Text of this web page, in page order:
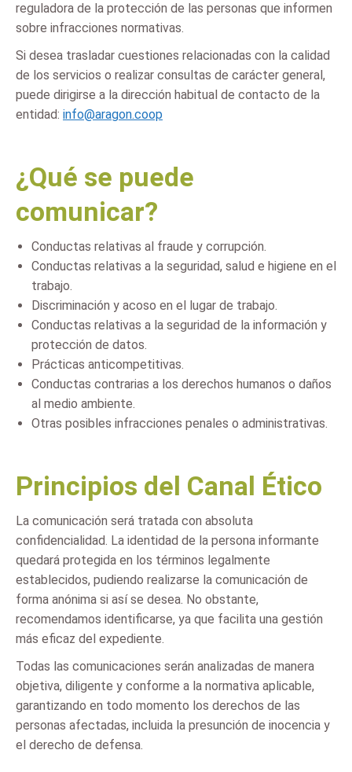
reguladora de la protección de las personas que informen
sobre infracciones normativas.
Si desea trasladar cuestiones relacionadas con la calidad
de los servicios o realizar consultas de carácter general,
puede dirigirse a la dirección habitual de contacto de la
entidad: info@aragon.coop
¿Qué se puede
comunicar?
Conductas relativas al fraude y corrupción.
Conductas relativas a la seguridad, salud e higiene en el
trabajo.
Discriminación y acoso en el lugar de trabajo.
Conductas relativas a la seguridad de la información y
protección de datos.
Prácticas anticompetitivas.
Conductas contrarias a los derechos humanos o daños
al medio ambiente.
Otras posibles infracciones penales o administrativas.
Principios del Canal Ético
La comunicación será tratada con absoluta
confidencialidad. La identidad de la persona informante
quedará protegida en los términos legalmente
establecidos, pudiendo realizarse la comunicación de
forma anónima si así se desea. No obstante,
recomendamos identificarse, ya que facilita una gestión
más eficaz del expediente.
Todas las comunicaciones serán analizadas de manera
objetiva, diligente y conforme a la normativa aplicable,
garantizando en todo momento los derechos de las
personas afectadas, incluida la presunción de inocencia y
el derecho de defensa.